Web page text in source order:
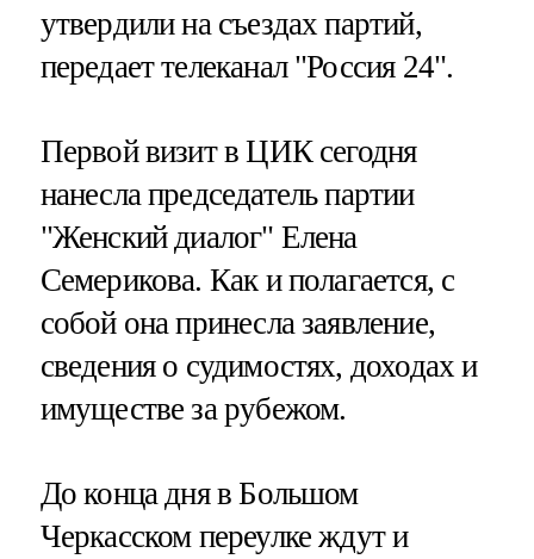
утвердили на съездах партий,
передает телеканал "Россия 24".
Первой визит в ЦИК сегодня
нанесла председатель партии
"Женский диалог" Елена
Семерикова. Как и полагается, с
собой она принесла заявление,
сведения о судимостях, доходах и
имуществе за рубежом.
До конца дня в Большом
Черкасском переулке ждут и